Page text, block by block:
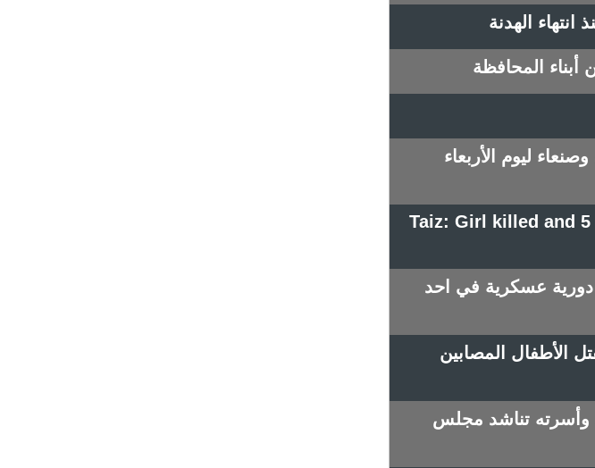
الهدنة
ليوم الأربعاء
Taiz: Girl killed and
ناسفة في دورية عسكرية في احد
الأطفال المصابين
وأسرته تناشد مجلس